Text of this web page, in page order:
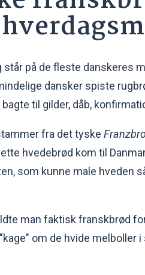
på de fleste danskeres
dansker spiste
til gilder, dåb,
fra det tyske
hvedebrød kom til
som kunne male hveden
man faktisk franskbrød
om de hvide melboller